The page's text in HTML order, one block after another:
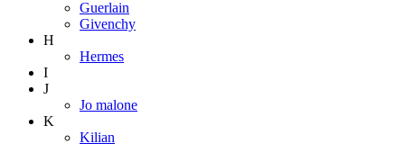
Guerlain
Givenchy
H
Hermes
I
J
Jo malone
K
Kilian